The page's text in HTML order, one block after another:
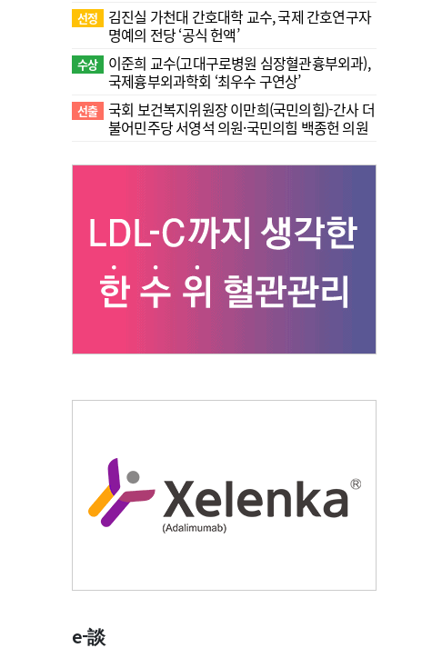
선정
김진실 가천대 간호대학 교수, 국제 간호연구자
명예의 전당 ‘공식 헌액’
수상
이준희 교수(고대구로병원 심장혈관흉부외과),
국제흉부외과학회 ‘최우수 구연상’
선출 국회 보건복지위원장 이만희(국민의힘)-간사 더
불어민주당 서영석 의원·국민의힘 백종헌 의원
e-談